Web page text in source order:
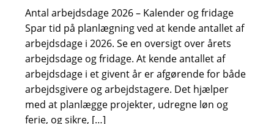
Antal arbejdsdage 2026 – Kalender og fridage
Spar tid på planlægning ved at kende antallet af
arbejdsdage i 2026. Se en oversigt over årets
arbejdsdage og fridage. At kende antallet af
arbejdsdage i et givent år er afgørende for både
arbejdsgivere og arbejdstagere. Det hjælper
med at planlægge projekter, udregne løn og
ferie, og sikre, […]